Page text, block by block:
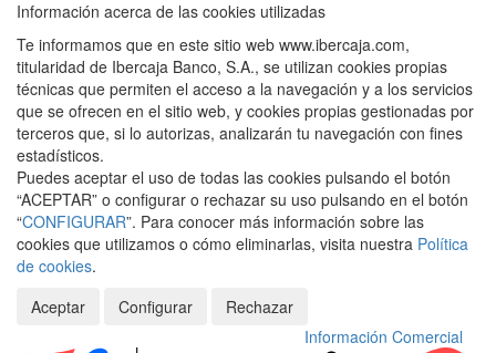
Información acerca de las cookies utilizadas
Te informamos que en este sitio web www.ibercaja.com,
titularidad de Ibercaja Banco, S.A., se utilizan cookies propias
técnicas que permiten el acceso a la navegación y a los servicios
que se ofrecen en el sitio web, y cookies propias gestionadas por
terceros que, si lo autorizas, analizarán tu navegación con fines
estadísticos.
Puedes aceptar el uso de todas las cookies pulsando el botón
“ACEPTAR” o configurar o rechazar su uso pulsando en el botón
“CONFIGURAR”. Para conocer más información sobre las
cookies que utilizamos o cómo eliminarlas, visita nuestra Política
de cookies.
Aceptar
Configurar
Rechazar
Información Comercial